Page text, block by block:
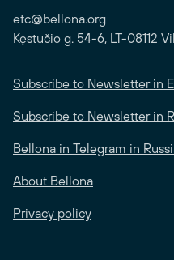
etc@bellona.org
Kęstučio g. 54-6, LT-08112
Subscribe to Newsletter in
Subscribe to Newsletter in
Bellona in Telegram in
About Bellona
Privacy policy